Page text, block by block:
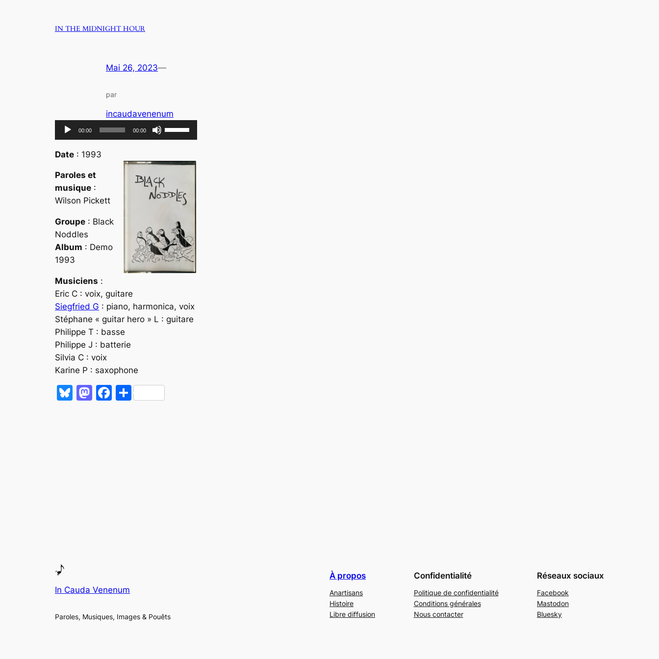
IN THE MIDNIGHT HOUR
Mai 26, 2023—
par
incaudavenenum
Lecteur
audio
00:00 00:00
Utilisez
les
haut/bas
pour
augmenter
volume.
Date : 1993
Paroles et
musique :
Wilson Pickett
Groupe : Black
Noddles
Album : Demo
1993
Musiciens :
Eric C : voix, guitare
Siegfried G : piano, harmonica, voix
Stéphane « guitar hero » L : guitare
Philippe T : basse
Philippe J : batterie
Silvia C : voix
Karine P : saxophone
Bluesky
Mastodon
Facebook
Partager
In Cauda Venenum
Paroles, Musiques, Images & Pouêts
À propos
Anartisans
Histoire
Libre diffusion
Confidentialité
Politique de confidentialité
Conditions générales
Nous contacter
Réseaux sociaux
Facebook
Mastodon
Bluesky